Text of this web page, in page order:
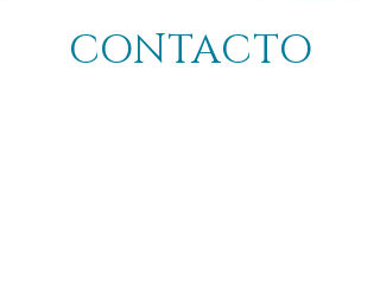
CONTACTO